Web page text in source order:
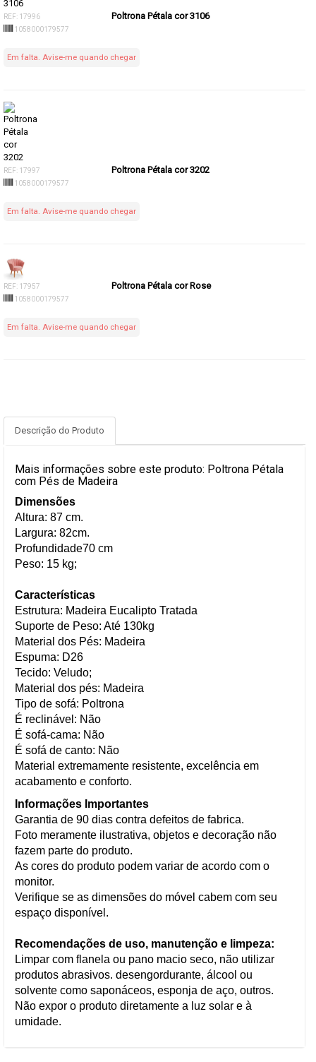
REF: 17996
1058000179577
Poltrona Pétala cor 3106
Em falta. Avise-me quando chegar
REF: 17997
1058000179577
Poltrona Pétala cor 3202
Em falta. Avise-me quando chegar
REF: 17957
1058000179577
Poltrona Pétala cor Rose
Em falta. Avise-me quando chegar
Descrição do Produto
Mais informações sobre este produto: Poltrona Pétala
com Pés de Madeira
Dimensões
Altura: 87 cm.
Largura: 82cm.
Profundidade70 cm
Peso: 15 kg;
Características
Estrutura: Madeira Eucalipto Tratada
Suporte de Peso: Até 130kg
Material dos Pés: Madeira
Espuma: D26
Tecido: Veludo;
Material dos pés: Madeira
Tipo de sofá: Poltrona
É reclinável: Não
É sofá-cama: Não
É sofá de canto: Não
Material extremamente resistente, excelência em
acabamento e conforto.
Informações Importantes
Garantia de 90 dias contra defeitos de fabrica.
Foto meramente ilustrativa, objetos e decoração não
fazem parte do produto.
As cores do produto podem variar de acordo com o
monitor.
Verifique se as dimensões do móvel cabem com seu
espaço disponível.
Recomendações de uso, manutenção e limpeza:
Limpar com flanela ou pano macio seco, não utilizar
produtos abrasivos. desengordurante, álcool ou
solvente como saponáceos, esponja de aço, outros.
Não expor o produto diretamente a luz solar e à
umidade.